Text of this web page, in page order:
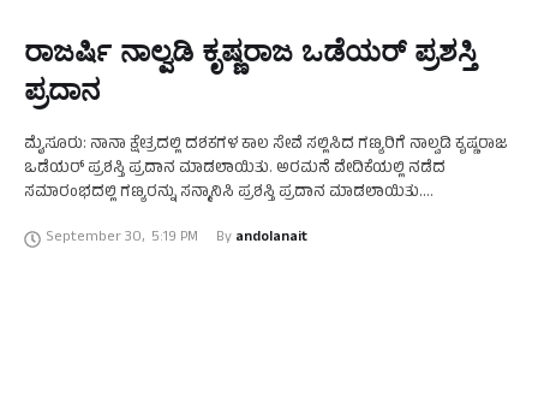
ರಾಜರ್ಷಿ ನಾಲ್ವಡಿ ಕೃಷ್ಣರಾಜ ಒಡೆಯರ್ ಪ್ರಶಸ್ತಿ
ಪ್ರದಾನ
ಮೈಸೂರು: ನಾನಾ ಕ್ಷೇತ್ರದಲ್ಲಿ ದಶಕಗಳ ಕಾಲ ಸೇವೆ ಸಲ್ಲಿಸಿದ ಗಣ್ಯರಿಗೆ ನಾಲ್ವಡಿ ಕೃಷ್ಣರಾಜ
ಒಡೆಯರ್ ಪ್ರಶಸ್ತಿ ಪ್ರದಾನ ಮಾಡಲಾಯಿತು. ಅರಮನೆ ವೇದಿಕೆಯಲ್ಲಿ ನಡೆದ
ಸಮಾರಂಭದಲ್ಲಿ ಗಣ್ಯರನ್ನು ಸನ್ಮಾನಿಸಿ ಪ್ರಶಸ್ತಿ ಪ್ರದಾನ ಮಾಡಲಾಯಿತು.
September 30, 5:19 PM By andolanait